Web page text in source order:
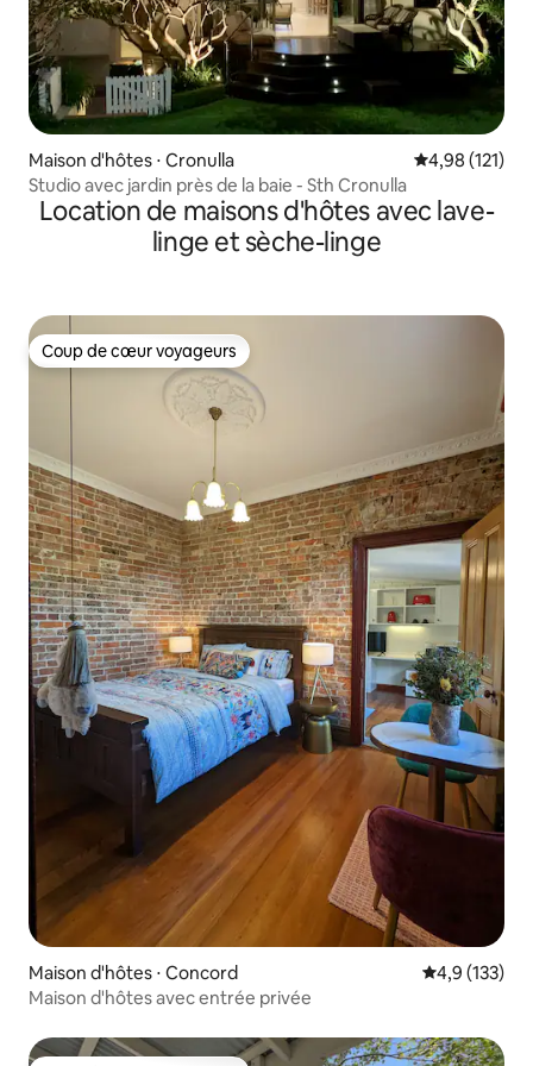
Maison d'hôtes ⋅ Cronulla Évaluation
4,98 (121)
Studio avec jardin près de la baie - Sth Cronulla
Location de maisons d'hôtes avec lave-
linge et sèche-linge
Coup de cœur voyageurs
Coup de cœur voyageurs
Maison d'hôtes ⋅ Concord Évaluation
4,9 (133)
Maison d'hôtes avec entrée privée